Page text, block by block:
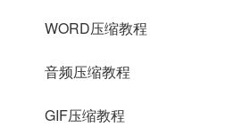
WORD压缩教程
音频压缩教程
GIF压缩教程